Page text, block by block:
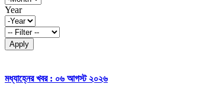
Year
Apply
মধ্যাহ্নের খবর : ০৬ আগস্ট ২০২৬